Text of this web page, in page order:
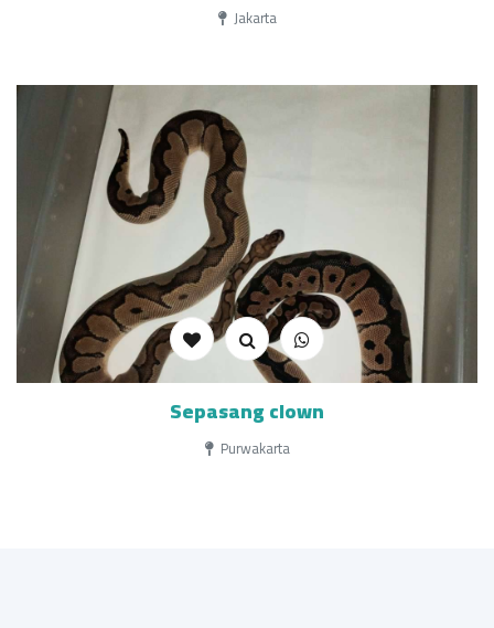
Jakarta
Sepasang clown
Purwakarta